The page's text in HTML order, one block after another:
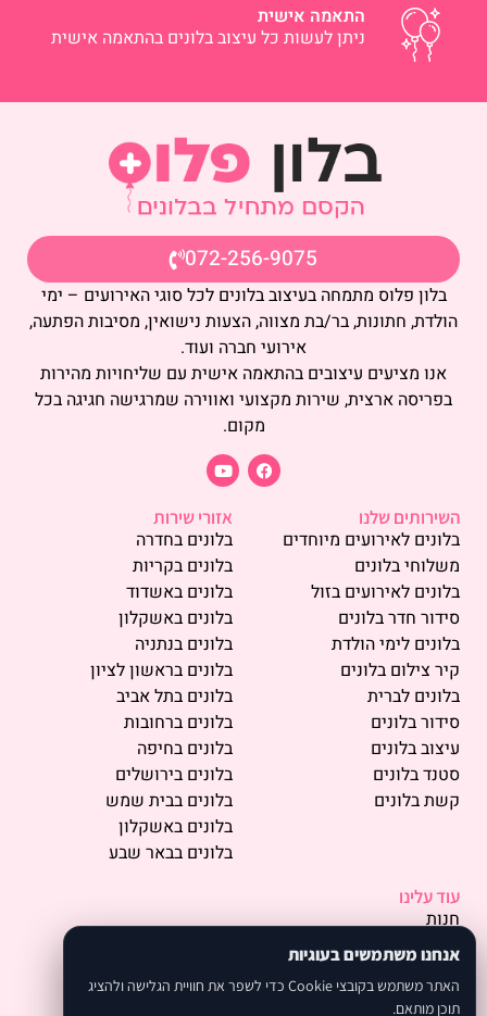
התאמה אישית
ניתן לעשות כל עיצוב בלונים בהתאמה אישית
072-256-9075
בלון פלוס מתמחה בעיצוב בלונים לכל סוגי האירועים – ימי
הולדת, חתונות, בר/בת מצווה, הצעות נישואין, מסיבות הפתעה,
אירועי חברה ועוד.
אנו מציעים עיצובים בהתאמה אישית עם שליחויות מהירות
בפריסה ארצית, שירות מקצועי ואווירה שמרגישה חגיגה בכל
מקום.
השירותים שלנו
בלונים לאירועים מיוחדים
משלוחי בלונים
בלונים לאירועים בזול
סידור חדר בלונים
בלונים לימי הולדת
קיר צילום בלונים
בלונים לברית
סידור בלונים
עיצוב בלונים
סטנד בלונים
קשת בלונים
אזורי שירות
בלונים בחדרה
בלונים בקריות
בלונים באשדוד
בלונים באשקלון
בלונים בנתניה
בלונים בראשון לציון
בלונים בתל אביב
בלונים ברחובות
בלונים בחיפה
בלונים בירושלים
בלונים בבית שמש
בלונים באשקלון
בלונים בבאר שבע
עוד עלינו
חנות
פרסמו אצלנו
אודות
אנחנו משתמשים בעוגיות
האתר משתמש בקובצי Cookie כדי לשפר את חוויית הגלישה ולהציג
תוכן מותאם.